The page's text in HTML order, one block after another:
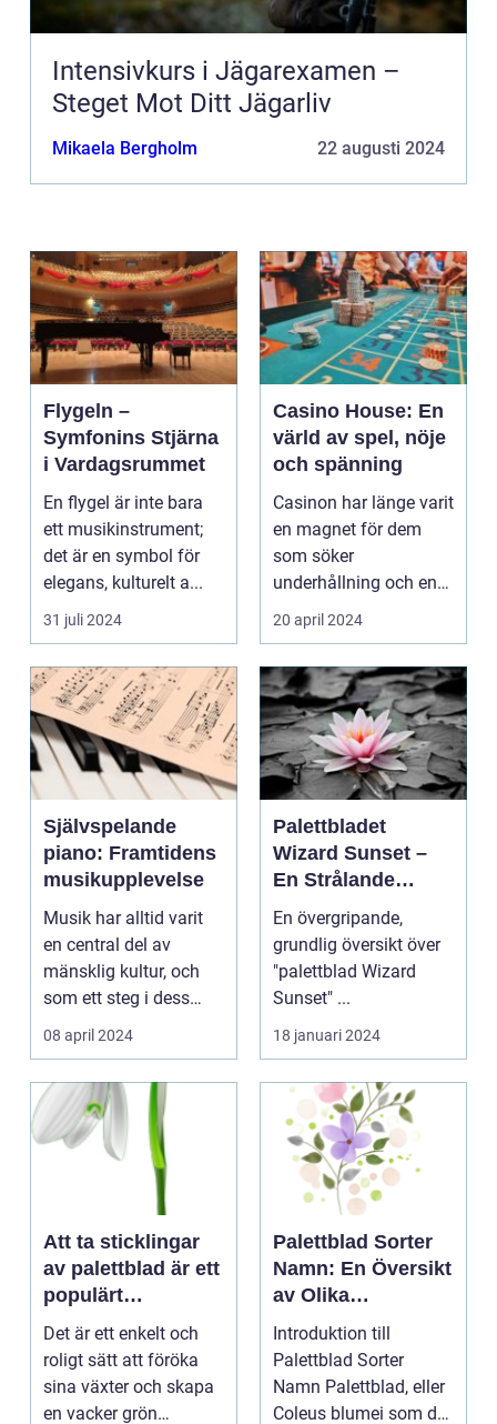
Intensivkurs i Jägarexamen –
Steget Mot Ditt Jägarliv
Mikaela Bergholm 22 augusti 2024
Flygeln –
Symfonins Stjärna
i Vardagsrummet
En flygel är inte bara
ett musikinstrument;
det är en symbol för
elegans, kulturelt a...
31 juli 2024
Casino House: En
värld av spel, nöje
och spänning
Casinon har länge varit
en magnet för dem
som söker
underhållning och en
chans ...
20 april 2024
Självspelande
piano: Framtidens
musikupplevelse
Musik har alltid varit
en central del av
mänsklig kultur, och
som ett steg i dess
kontinuerliga...
08 april 2024
Palettbladet
Wizard Sunset –
En Strålande
Fördelning av
Färger
En övergripande,
grundlig översikt över
"palettblad Wizard
Sunset" ...
18 januari 2024
Att ta sticklingar
av palettblad är ett
populärt
hobbyprojekt för
många
trädgårdsentusiast
Det är ett enkelt och
roligt sätt att föröka
sina växter och skapa
en vacker grön
Palettblad Sorter
Namn: En Översikt
av Olika
Variationer och
Egenskaper
Introduktion till
Palettblad Sorter
Namn Palettblad, eller
Coleus blumei som det